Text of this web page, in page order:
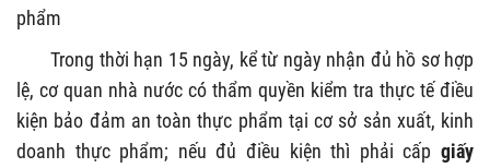
phẩm
Trong thời hạn 15 ngày, kể từ ngày nhận đủ hồ sơ hợp
lệ, cơ quan nhà nước có thẩm quyền kiểm tra thực tế điều
kiện bảo đảm an toàn thực phẩm tại cơ sở sản xuất, kinh
doanh thực phẩm; nếu đủ điều kiện thì phải cấp giấy